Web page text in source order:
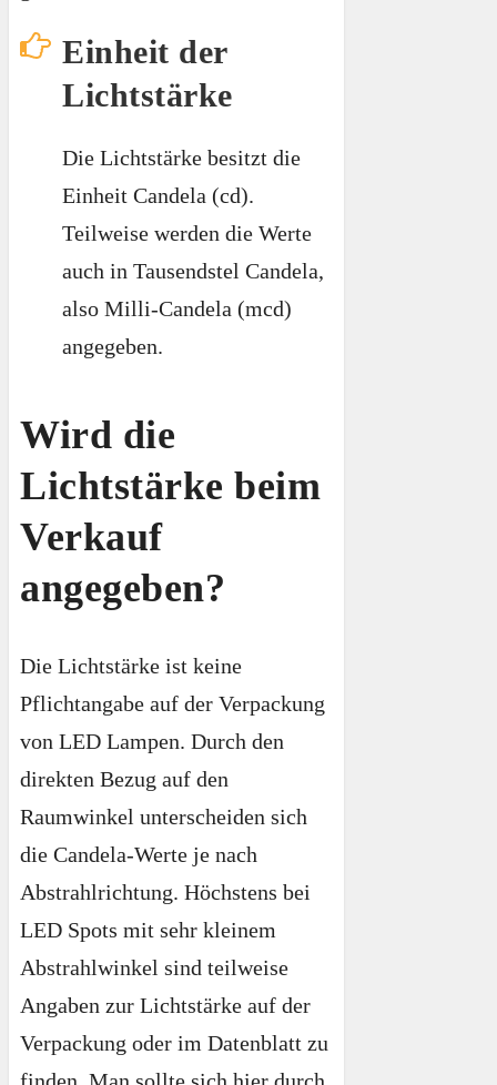
Einheit der
Lichtstärke
Die Lichtstärke besitzt die
Einheit Candela (cd).
Teilweise werden die Werte
auch in Tausendstel Candela,
also Milli-Candela (mcd)
angegeben.
Wird die
Lichtstärke beim
Verkauf
angegeben?
Die Lichtstärke ist keine
Pflichtangabe auf der Verpackung
von LED Lampen. Durch den
direkten Bezug auf den
Raumwinkel unterscheiden sich
die Candela-Werte je nach
Abstrahlrichtung. Höchstens bei
LED Spots mit sehr kleinem
Abstrahlwinkel sind teilweise
Angaben zur Lichtstärke auf der
Verpackung oder im Datenblatt zu